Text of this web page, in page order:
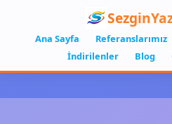
Ana Sayfa Referanslarımız
İndirilenler
Blog